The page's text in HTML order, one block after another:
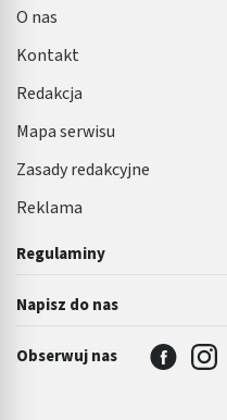
Regulaminy
Napisz do nas
O nas
Kontakt
Redakcja
Mapa serwisu
Zasady redakcyjne
Reklama
Obserwuj nas